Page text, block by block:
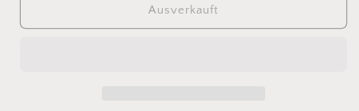
Meilenweit Meilenweit
Ausverkauft